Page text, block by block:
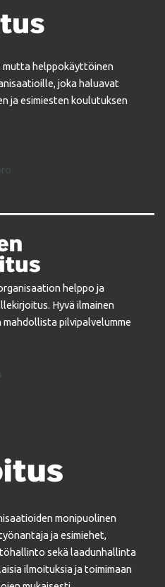
mutta helppokäyttöinen
joka haluavat
ja esimiesten koulutuksen
helppo ja
Hyvä ilmainen
pilvipalvelumme
monipuolinen
ja esimiehet,
sekä laadunhallinta
ilmoituksia ja toimimaan